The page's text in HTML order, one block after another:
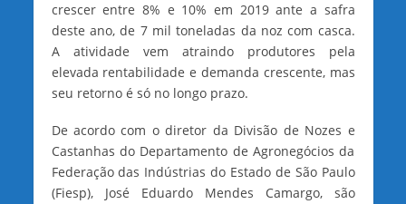
crescer entre 8% e 10% em 2019 ante a safra
deste ano, de 7 mil toneladas da noz com casca.
A atividade vem atraindo produtores pela
elevada rentabilidade e demanda crescente, mas
seu retorno é só no longo prazo.
De acordo com o diretor da Divisão de Nozes e
Castanhas do Departamento de Agronegócios da
Federação das Indústrias do Estado de São Paulo
(Fiesp), José Eduardo Mendes Camargo, são